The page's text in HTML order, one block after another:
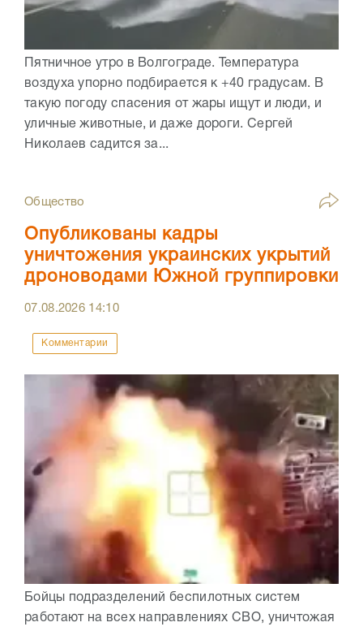
Пятничное утро в Волгограде. Температура
воздуха упорно подбирается к +40 градусам. В
такую погоду спасения от жары ищут и люди, и
уличные животные, и даже дороги. Сергей
Николаев садится за...
Общество
Опубликованы кадры
уничтожения украинских укрытий
дроноводами Южной группировки
07.08.2026 14:10
Комментарии
Бойцы подразделений беспилотных систем
работают на всех направлениях СВО, уничтожая